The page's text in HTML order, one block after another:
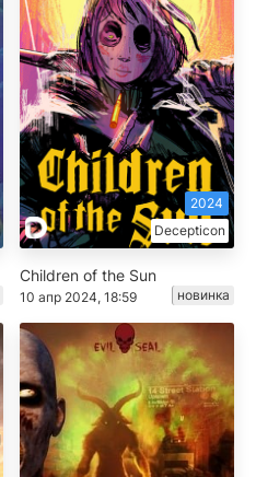
Decepticon
2024
Children of the Sun
10 апр 2024, 18:59 новинка